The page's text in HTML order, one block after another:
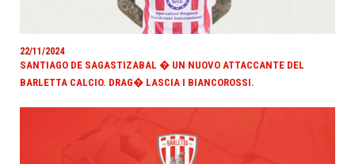
22/11/2024
SANTIAGO DE SAGASTIZABAL � UN NUOVO ATTACCANTE DEL
BARLETTA CALCIO. DRAG� LASCIA I BIANCOROSSI.